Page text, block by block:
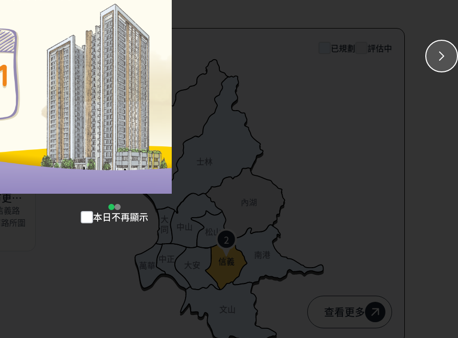
幸福住宅 其他房源 已規劃 評估中
中正
大
同 中山 松山
大安
萬華 信義
士林
內湖
南港
文山
2
段
都
新
義路
所圍
查看更多
本日不再顯示